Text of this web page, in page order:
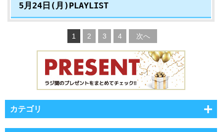
5月24日(月)PLAYLIST
1 2 3 4 次へ
カテゴリ